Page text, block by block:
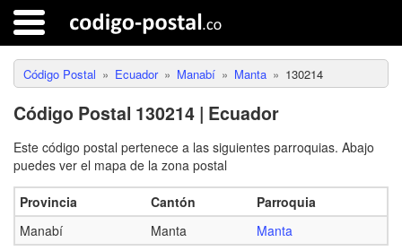
Código Postal Ecuador Manabí Manta 130214
Código Postal 130214 | Ecuador
Este código postal pertenece a las siguientes parroquias. Abajo
puedes ver el mapa de la zona postal
Provincia Cantón
Parroquia
Manabí
Manta Manta